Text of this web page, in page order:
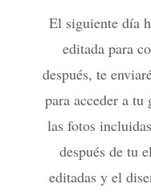
El siguiente día
editada para
después, te
para acceder a
las fotos
después de tu
editadas y el